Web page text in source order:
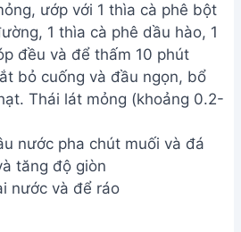
ướp với 1 thìa cà phê bột
1 thìa cà phê dầu hào, 1
đều và để thấm 10 phút
bỏ cuống và đầu ngọn, bổ
Thái lát mỏng (khoảng 0.2-
nước pha chút muối và đá
tăng độ giòn
nước và để ráo